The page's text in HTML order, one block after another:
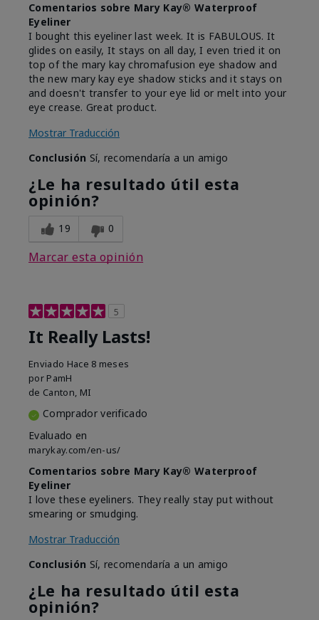
Comentarios sobre Mary Kay® Waterproof
Eyeliner
I bought this eyeliner last week. It is FABULOUS. It
glides on easily, It stays on all day, I even tried it on
top of the mary kay chromafusion eye shadow and
the new mary kay eye shadow sticks and it stays on
and doesn't transfer to your eye lid or melt into your
eye crease. Great product.
Mostrar Traducción
Conclusión Sí, recomendaría a un amigo
¿Le ha resultado útil esta
opinión?
19 0
Marcar esta opinión
5
It Really Lasts!
Enviado Hace 8 meses
por PamH
de Canton, MI
Comprador verificado
Evaluado en
marykay.com/en-us/
Comentarios sobre Mary Kay® Waterproof
Eyeliner
I love these eyeliners. They really stay put without
smearing or smudging.
Mostrar Traducción
Conclusión Sí, recomendaría a un amigo
¿Le ha resultado útil esta
opinión?